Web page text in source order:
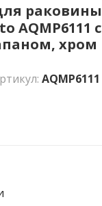
раковины
AQMP6111 с
хром
AQMP6111